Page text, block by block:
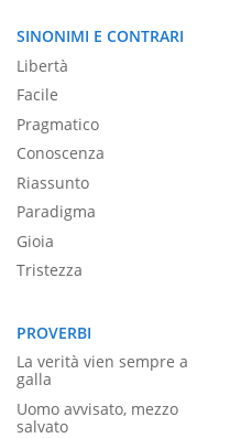
SINONIMI E CONTRARI
Libertà
Facile
Pragmatico
Conoscenza
Riassunto
Paradigma
Gioia
Tristezza
PROVERBI
La verità vien sempre a
galla
Uomo avvisato, mezzo
salvato